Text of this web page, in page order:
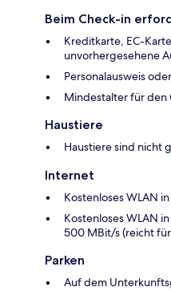
Beim Check-in
Kreditkarte, EC-
unvorhergesehene
Personalausweis
Mindestalter für den
Haustiere
Haustiere sind nicht
Internet
Kostenloses WLAN
Kostenloses WLAN
500 MBit/s (reicht
Parken
Auf dem